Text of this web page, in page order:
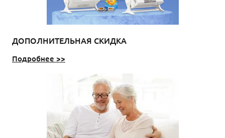
ДОПОЛНИТЕЛЬНАЯ СКИДКА
Подробнее >>